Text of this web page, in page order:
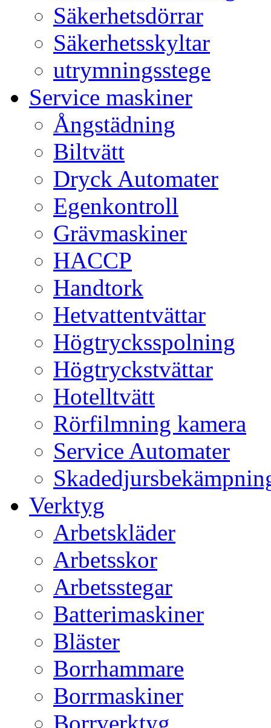
Säkerhetsdörrar
Säkerhetsskyltar
utrymningsstege
Service maskiner
Ångstädning
Biltvätt
Dryck Automater
Egenkontroll
Grävmaskiner
HACCP
Handtork
Hetvattentvättar
Högtrycksspolning
Högtryckstvättar
Hotelltvätt
Rörfilmning kamera
Service Automater
Verktyg
Arbetskläder
Arbetsskor
Arbetsstegar
Batterimaskiner
Bläster
Borrhammare
Borrmaskiner